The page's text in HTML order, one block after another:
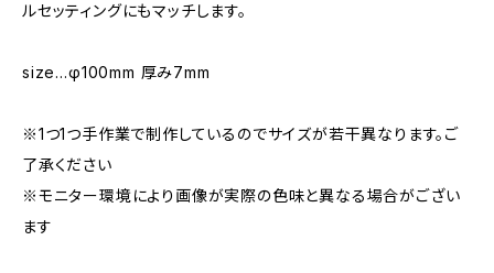
ルセッティングにもマッチします。
size…φ100mm 厚み7mm
※1つ1つ手作業で制作しているのでサイズが若干異なります。ご
了承ください
※モニター環境により画像が実際の色味と異なる場合がござい
ます